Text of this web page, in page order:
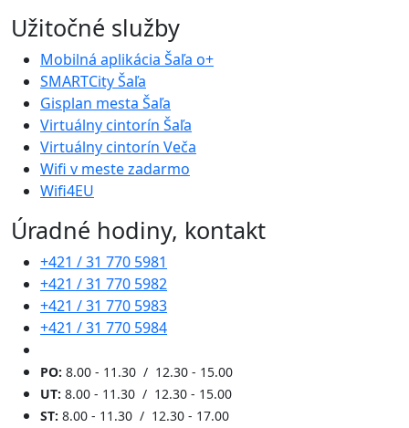
Užitočné služby
Mobilná aplikácia Šaľa o+
SMARTCity Šaľa
Gisplan mesta Šaľa
Virtuálny cintorín Šaľa
Virtuálny cintorín Veča
Wifi v meste zadarmo
Wifi4EU
Úradné hodiny, kontakt
+421 / 31 770 5981
+421 / 31 770 5982
+421 / 31 770 5983
+421 / 31 770 5984
PO: 8.00 - 11.30 / 12.30 - 15.00
UT: 8.00 - 11.30 / 12.30 - 15.00
ST: 8.00 - 11.30 / 12.30 - 17.00